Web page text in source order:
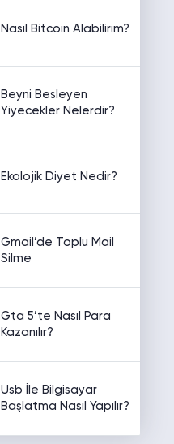
Nasıl Bitcoin Alabilirim?
Beyni Besleyen
Yiyecekler Nelerdir?
Ekolojik Diyet Nedir?
Gmail’de Toplu Mail
Silme
Gta 5’te Nasıl Para
Kazanılır?
Usb İle Bilgisayar
Başlatma Nasıl Yapılır?